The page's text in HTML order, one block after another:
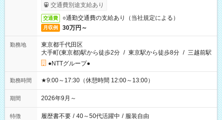
交通費別途支給あり
交通費 ○通勤交通費の支給あり（当社規定による）
月収例 30万円～
勤務地
東京都千代田区
大手町(東京都)駅から徒歩2分 / 東京駅から徒歩8分 / 三越前駅
●NTTグループ●
勤務時間 ★9:00～17:30（休憩時間 12:00～13:00）
期間 2026年9月～
特徴 履歴書不要 / 40～50代活躍中 / 服装自由